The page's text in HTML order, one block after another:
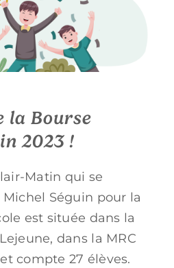
la Bourse
2023 !
Matin qui se
Séguin pour la
est située dans la
dans la MRC
compte 27 élèves.